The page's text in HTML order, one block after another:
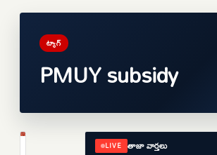
ట్యాగ్
PMUY subsidy
LIVE తాజా వార్తలు